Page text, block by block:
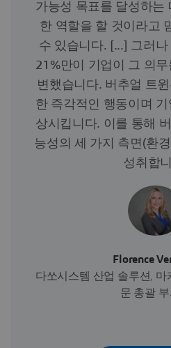
가능성 목표를 달성하는
한 역할을 할 것이라고
수 있습니다. [...] 그러나
21%만이 기업이 그 의
변했습니다. 버추얼 트
한 즉각적인 행동이며
상시킵니다. 이를 통해
능성의 세 가지 측면(환
성취합
Florence
다쏘시스템 산업 솔루션, 마
문 총괄